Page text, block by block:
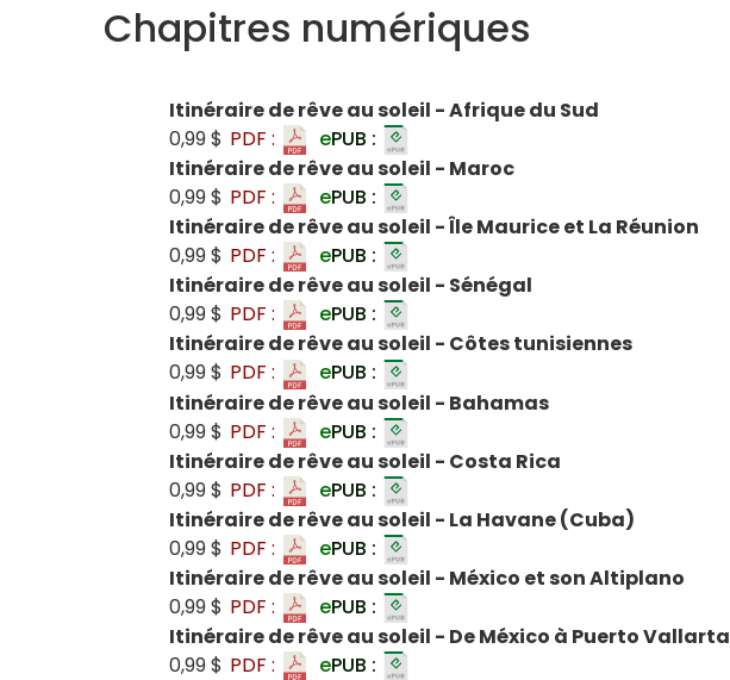
Chapitres numériques
Itinéraire de rêve au soleil - Afrique du Sud
0,99 $ PDF : ePUB :
Itinéraire de rêve au soleil - Maroc
0,99 $ PDF : ePUB :
Itinéraire de rêve au soleil - Île Maurice et La Réunion
0,99 $ PDF : ePUB :
Itinéraire de rêve au soleil - Sénégal
0,99 $ PDF : ePUB :
Itinéraire de rêve au soleil - Côtes tunisiennes
0,99 $ PDF : ePUB :
Itinéraire de rêve au soleil - Bahamas
0,99 $ PDF : ePUB :
Itinéraire de rêve au soleil - Costa Rica
0,99 $ PDF : ePUB :
Itinéraire de rêve au soleil - La Havane (Cuba)
0,99 $ PDF : ePUB :
Itinéraire de rêve au soleil - México et son Altiplano
0,99 $ PDF : ePUB :
Itinéraire de rêve au soleil - De México à Puerto Vallarta
0,99 $ PDF : ePUB :